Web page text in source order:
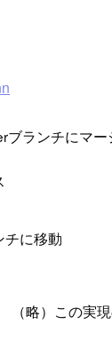
ランチにマー
チに移動
略）この実